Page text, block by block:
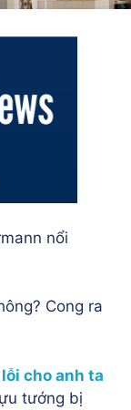
nổi
Cong ra
cho anh ta
tướng bị